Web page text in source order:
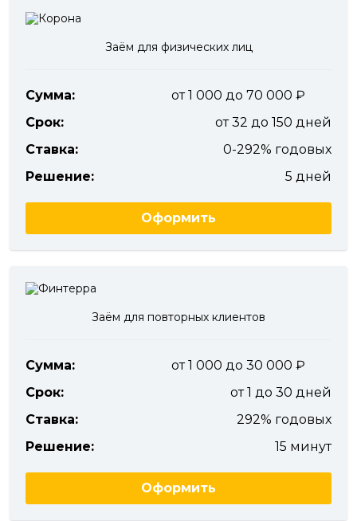
Заём для физических лиц
Сумма:
от 1 000 до 70 000
Срок:
от 32 до 150 дней
Ставка:
0-292% годовых
Решение:
5 дней
Оформить
Заём для повторных клиентов
Сумма:
от 1 000 до 30 000
Срок:
от 1 до 30 дней
Ставка:
292% годовых
Решение:
15 минут
Оформить